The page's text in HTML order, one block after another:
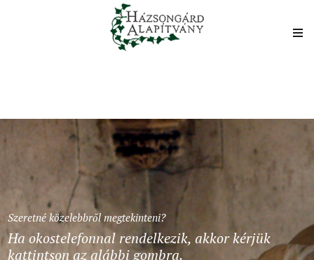
Szeretné közelebbről megtekinteni?
Ha okostelefonnal rendelkezik, akkor kérjük
kattintson az alábbi gombra.